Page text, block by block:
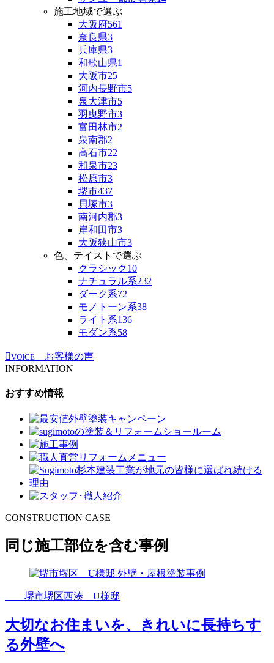
施工地域で選ぶ
大阪府561
奈良県3
兵庫県3
和歌山県1
大阪市25
河内長野市5
泉大津市5
羽曳野市3
富田林市2
泉南郡2
高石市22
和泉市23
松原市3
堺市437
貝塚市3
南河内郡3
岸和田市3
大阪狭山市3
色、テイストで選ぶ
クラシック10
ナチュラル系232
ダーク系72
モノトーン系38
ライト系136
モダン系58
VOICE
お客様の声
INFORMATION
おすすめ情報
CONSTRUCTION CASE
同じ施工部位を含む事例
堺市堺区西湊 U様邸
大切なお住まいを、きれいに長持ちす
る外壁へ